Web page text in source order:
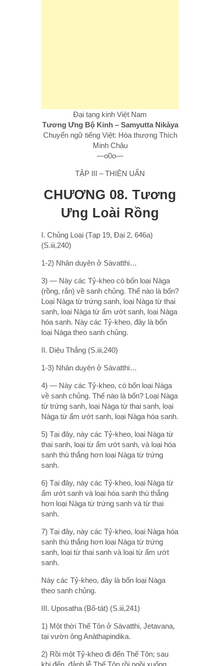
Đại tạng kinh Việt Nam
Tương Ưng Bộ Kinh – Samyutta Nikàya
Chuyển ngữ tiếng Việt: Hòa thượng Thích
Minh Châu
—o0o—
TẬP III – THIÊN UẨN
CHƯƠNG 08. Tương
Ưng Loài Rồng
I. Chủng Loại (Tạp 19, Ðại 2, 646a)
(S.iii,240)
1-2) Nhân duyên ở Sàvatthi…
3) — Này các Tỷ-kheo có bốn loại Nàga
(rồng, rắn) về sanh chủng. Thế nào là bốn?
Loại Nàga từ trứng sanh, loại Nàga từ thai
sanh, loại Nàga từ ẩm ướt sanh, loại Nàga
hóa sanh. Này các Tỷ-kheo, đây là bốn
loại Nàga theo sanh chủng.
II. Diệu Thắng (S.iii,240)
1-3) Nhân duyên ở Sàvatthi…
4) — Này các Tỷ-kheo, có bốn loại Nàga
về sanh chủng. Thế nào là bốn? Loại Nàga
từ trứng sanh, loại Nàga từ thai sanh, loại
Nàga từ ẩm ướt sanh, loại Nàga hóa sanh.
5) Tại đây, này các Tỷ-kheo, loại Nàga từ
thai sanh, loại từ ẩm ướt sanh, và loại hóa
sanh thù thắng hơn loại Nàga từ trứng
sanh.
6) Tại đây, này các Tỷ-kheo, loại Nàga từ
ẩm ướt sanh và loại hóa sanh thù thắng
hơn loại Nàga từ trứng sanh và từ thai
sanh.
7) Tại đây, này các Tỷ-kheo, loại Nàga hóa
sanh thù thắng hơn loại Nàga từ trứng
sanh, loại từ thai sanh và loại từ ẩm ướt
sanh.
Này các Tỷ-kheo, đây là bốn loại Nàga
theo sanh chủng.
III. Uposatha (Bố-tát) (S.iii,241)
1) Một thời Thế Tôn ở Sàvatthi, Jetavana,
tại vườn ông Anàthapindika.
2) Rồi một Tỷ-kheo đi đến Thế Tôn; sau
khi đến, đảnh lễ Thế Tôn rồi ngồi xuống